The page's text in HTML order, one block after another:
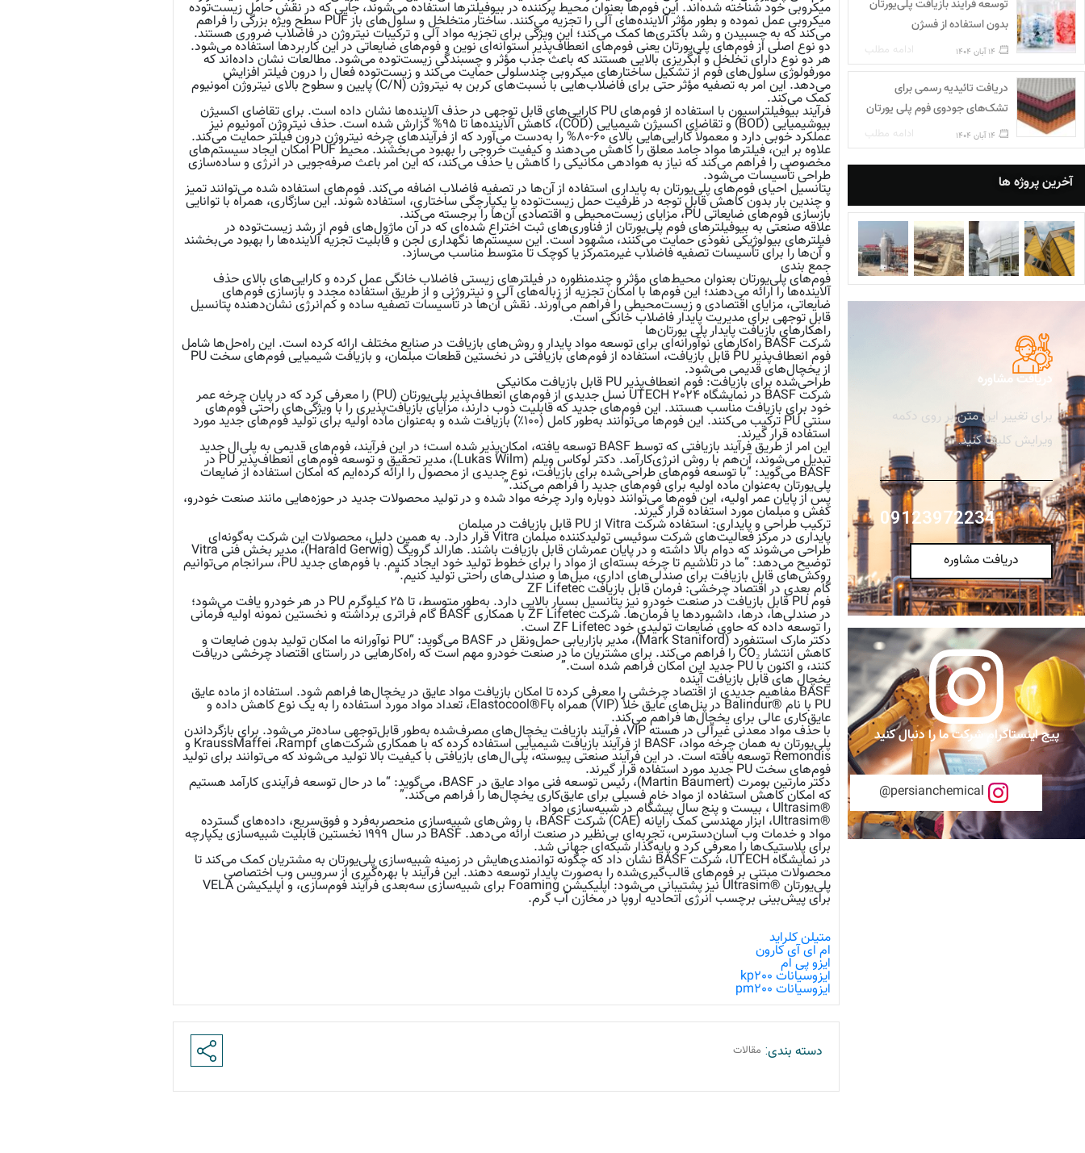
توسعه فرآیند بازیافت پلی‌یورتان
بدون استفاده از فسژن
14 آبان 1404 ادامه مطلب
دریافت تائیدیه رسمی برای
تشک‌های جودوی فوم پلی‌ یورتان
14 آبان 1404 ادامه مطلب
آخرین پروژه ها
دریافت مشاوره
برای تغییر این متن بر روی دکمه
ویرایش کلیک کنید.
09123972234
دریافت مشاوره
پیج اینستاگرام شرکت ما را دنبال کنید
persianchemical@
میکروبی خود شناخته شده‌اند. این فوم‌ها بعنوان محیط پرکننده در بیوفیلترها استفاده می‌شوند، جایی که در نقش حامل زیست‌توده
میکروبی عمل نموده و بطور مؤثر آلاینده‌های آلی را تجزیه می‌کنند. ساختار متخلخل و سلول‌های باز PUF سطح ویژه بزرگی را فراهم
می‌کند که به چسبیدن و رشد باکتری‌ها کمک می‌کند؛ این ویژگی برای تجزیه مواد آلی و ترکیبات نیتروژن در فاضلاب ضروری هستند.
دو نوع اصلی از فوم‌های پلی‌یورتان یعنی فوم‌های انعطاف‌پذیر استوانه‌ای نوین و فوم‌های ضایعاتی در این کاربردها استفاده می‌شود.
هر دو نوع دارای تخلخل و آبگریزی بالایی هستند که باعث جذب مؤثر و چسبندگی زیست‌توده می‌شود. مطالعات نشان داده‌اند که
مورفولوژی سلول‌های فوم از تشکیل ساختارهای میکروبی چندسلولی حمایت می‌کند و زیست‌توده فعال را درون فیلتر افزایش
می‌دهد. این امر به تصفیه مؤثر حتی برای فاضلاب‌هایی با نسبت‌های کربن به نیتروژن (C/N) پایین و سطوح بالای نیتروژن آمونیوم
کمک می‌کند.
فرآیند بیوفیلتراسیون با استفاده از فوم‌های PU کارایی‌های قابل توجهی در حذف آلاینده‌ها نشان داده است. برای تقاضای اکسیژن
بیوشیمیایی (BOD) و تقاضای اکسیژن شیمیایی (COD)، کاهش آلاینده‌ها تا ۹۵% گزارش شده است. حذف نیتروژن آمونیوم نیز
عملکرد خوبی دارد و معمولاً کارایی‌هایی بالای ۶۰-۸۰% را به‌دست می‌آورد که از فرآیندهای چرخه نیتروژن درون فیلتر حمایت می‌کند.
علاوه بر این، فیلترها مواد جامد معلق را کاهش می‌دهند و کیفیت خروجی را بهبود می‌بخشند. محیط PUF امکان ایجاد سیستم‌های
مخصوصی را فراهم می‌کند که نیاز به هوادهی مکانیکی را کاهش یا حذف می‌کند، که این امر باعث صرفه‌جویی در انرژی و ساده‌سازی
طراحی تأسیسات می‌شود.
پتانسیل احیای فوم‌های پلی‌یورتان به پایداری استفاده از آن‌ها در تصفیه فاضلاب اضافه می‌کند. فوم‌های استفاده شده می‌توانند تمیز
و چندین بار بدون کاهش قابل توجه در ظرفیت حمل زیست‌توده یا یکپارچگی ساختاری، استفاده شوند. این سازگاری، همراه با توانایی
بازسازی فوم‌های ضایعاتی PU، مزایای زیست‌محیطی و اقتصادی آن‌ها را برجسته می‌کند.
علاقه صنعتی به بیوفیلترهای فوم پلی‌یورتان از فناوری‌های ثبت اختراع شده‌ای که در آن ماژول‌های فوم از رشد زیست‌توده در
فیلترهای بیولوژیکی نفوذی حمایت می‌کنند، مشهود است. این سیستم‌ها نگهداری لجن و قابلیت تجزیه آلاینده‌ها را بهبود می‌بخشند
و آن‌ها را برای تأسیسات تصفیه فاضلاب غیرمتمرکز یا کوچک تا متوسط مناسب می‌سازد.
جمع بندی
فوم‌های پلی‌یورتان بعنوان محیط‌های مؤثر و چندمنظوره در فیلترهای زیستی فاضلاب خانگی عمل کرده و کارایی‌های بالای حذف
آلاینده‌ها را ارائه می‌دهند؛ این فوم‌ها با امکان تجزیه از زباله‌های آلی و نیتروژنی و از طریق استفاده مجدد و بازسازی فوم‌های
ضایعاتی، مزایای اقتصادی و زیست‌محیطی را فراهم می‌آورند. نقش آن‌ها در تأسیسات تصفیه ساده و کم‌انرژی نشان‌دهنده پتانسیل
قابل توجهی برای مدیریت پایدار فاضلاب خانگی است.
راهکارهای بازیافت پایدار پلی‌ یورتان‌ها
شرکت BASF راه‌کارهای نوآورانه‌ای برای توسعه مواد پایدار و روش‌های بازیافت در صنایع مختلف ارائه کرده است. این راه‌حل‌ها شامل
فوم انعطاف‌پذیر PU قابل بازیافت، استفاده از فوم‌های بازیافتی در نخستین قطعات مبلمان، و بازیافت شیمیایی فوم‌های سخت PU
از یخچال‌های قدیمی می‌شود.
طراحی‌شده برای بازیافت: فوم انعطاف‌پذیر PU قابل بازیافت مکانیکی
شرکت BASF در نمایشگاه UTECH 2024 نسل جدیدی از فوم‌های انعطاف‌پذیر پلی‌یورتان (PU) را معرفی کرد که در پایان چرخه عمر
خود برای بازیافت مناسب هستند. این فوم‌های جدید که قابلیت ذوب دارند، مزایای بازیافت‌پذیری را با ویژگی‌های راحتی فوم‌های
سنتی PU ترکیب می‌کنند. این فوم‌ها می‌توانند به‌طور کامل (۱۰۰٪) بازیافت شده و به‌عنوان ماده اولیه برای تولید فوم‌های جدید مورد
استفاده قرار گیرند.
این امر از طریق فرآیند بازیافتی که توسط BASF توسعه یافته، امکان‌پذیر شده است؛ در این فرآیند، فوم‌های قدیمی به پلی‌ال جدید
تبدیل می‌شوند، آن‌هم با روش انرژی‌کارآمد. دکتر لوکاس ویلم (Lukas Wilm)، مدیر تحقیق و توسعه فوم‌های انعطاف‌پذیر PU در
BASF می‌گوید: “با توسعه فوم‌های طراحی‌شده برای بازیافت، نوع جدیدی از محصول را ارائه کرده‌ایم که امکان استفاده از ضایعات
پلی‌یورتان به‌عنوان ماده اولیه برای فوم‌های جدید را فراهم می‌کند.”
پس از پایان عمر اولیه، این فوم‌ها می‌توانند دوباره وارد چرخه مواد شده و در تولید محصولات جدید در حوزه‌هایی مانند صنعت خودرو،
کفش و مبلمان مورد استفاده قرار گیرند.
ترکیب طراحی و پایداری: استفاده شرکت Vitra از PU قابل بازیافت در مبلمان
پایداری در مرکز فعالیت‌های شرکت سوئیسی تولیدکننده مبلمان Vitra قرار دارد. به همین دلیل، محصولات این شرکت به‌گونه‌ای
طراحی می‌شوند که دوام بالا داشته و در پایان عمرشان قابل بازیافت باشند. هارالد گرویگ (Harald Gerwig)، مدیر بخش فنی Vitra
توضیح می‌دهد: “ما در تلاشیم تا چرخه بسته‌ای از مواد را برای خطوط تولید خود ایجاد کنیم. با فوم‌های جدید PU، سرانجام می‌توانیم
روکش‌های قابل بازیافت برای صندلی‌های اداری، مبل‌ها و صندلی‌های راحتی تولید کنیم.”
گام بعدی در اقتصاد چرخشی: فرمان قابل بازیافت ZF Lifetec
فوم PU قابل بازیافت در صنعت خودرو نیز پتانسیل بسیار بالایی دارد. به‌طور متوسط، تا ۲۵ کیلوگرم PU در هر خودرو یافت می‌شود؛
در صندلی‌ها، درها، داشبوردها یا فرمان‌ها. شرکت ZF Lifetec با همکاری BASF گام فراتری برداشته و نخستین نمونه اولیه فرمانی
را توسعه داده که حاوی ضایعات تولیدی خود ZF Lifetec است.
دکتر مارک استنفورد (Mark Staniford)، مدیر بازاریابی حمل‌ونقل در BASF می‌گوید: “PU نوآورانه ما امکان تولید بدون ضایعات و
کاهش انتشار CO₂ را فراهم می‌کند. برای مشتریان ما در صنعت خودرو مهم است که راه‌کار‌هایی در راستای اقتصاد چرخشی دریافت
کنند، و اکنون با PU جدید این امکان فراهم شده است.”
یخچال های قابل بازیافت آینده
BASF مفاهیم جدیدی از اقتصاد چرخشی را معرفی کرده تا امکان بازیافت مواد عایق در یخچال‌ها فراهم شود. استفاده از ماده عایق
PU با نام ®Balindur در پنل‌های عایق خلأ (VIP) همراه باElastocool®F، تعداد مواد مورد استفاده را به یک نوع کاهش داده و
عایق‌کاری عالی برای یخچال‌ها فراهم می‌کند.
با حذف مواد معدنی غیرآلی در هسته VIP، فرآیند بازیافت یخچال‌های مصرف‌شده به‌طور قابل‌توجهی ساده‌تر می‌شود. برای بازگرداندن
پلی‌یورتان به همان چرخه مواد، BASF از فرآیند بازیافت شیمیایی استفاده کرده که با همکاری شرکت‌های KraussMaffei ،Rampf و
Remondis توسعه یافته است. در این فرآیند صنعتی پیوسته، پلی‌ال‌های بازیافتی با کیفیت بالا تولید می‌شوند که می‌توانند برای تولید
فوم‌های سخت PU جدید مورد استفاده قرار گیرند.
دکتر مارتین بومرت (Martin Baumert)، رئیس توسعه فنی مواد عایق در BASF، می‌گوید: “ما در حال توسعه فرآیندی کارآمد هستیم
که امکان کاهش استفاده از مواد خام فسیلی برای عایق‌کاری یخچال‌ها را فراهم می‌کند.”
®Ultrasim ، بیست و پنج سال پیشگام در شبیه‌سازی مواد
®Ultrasim، ابزار مهندسی کمک رایانه (CAE) شرکت BASF، با روش‌های شبیه‌سازی منحصربه‌فرد و فوق‌سریع، داده‌های گسترده
مواد و خدمات وب آسان‌دسترس، تجربه‌ای بی‌نظیر در صنعت ارائه می‌دهد. BASF در سال ۱۹۹۹ نخستین قابلیت شبیه‌سازی یکپارچه
برای پلاستیک‌ها را معرفی کرد و پایه‌گذار شبکه‌ای جهانی شد.
در نمایشگاه UTECH، شرکت BASF نشان داد که چگونه توانمندی‌هایش در زمینه شبیه‌سازی پلی‌یورتان به مشتریان کمک می‌کند تا
محصولات مبتنی بر فوم‌های قالب‌گیری‌شده را به‌صورت پایدار توسعه دهند. این فرآیند با بهره‌گیری از سرویس وب اختصاصی
پلی‌یورتان ®Ultrasim نیز پشتیبانی می‌شود: اپلیکیشن Foaming برای شبیه‌سازی سه‌بعدی فرآیند فوم‌سازی، و اپلیکیشن VELA
برای پیش‌بینی برچسب انرژی اتحادیه اروپا در مخازن آب گرم.
متیلن کلراید
ام ای آی کارون
ایزو پی ام
ایزوسیانات kp200
ایزوسیانات pm200
دسته بندی: مقالات